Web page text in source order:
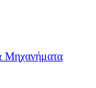
Μηχανήματα